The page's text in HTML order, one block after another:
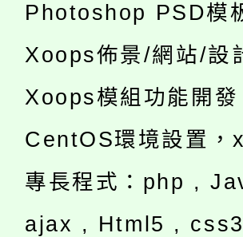
Photoshop PSD模
Xoops佈景/網站/設
Xoops模組功能開發
CentOS環境設置，
專長程式：php ,
ajax , Html5 ,